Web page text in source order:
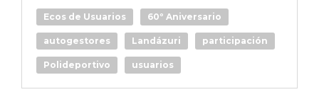
Ecos de Usuarios 60º Aniversario
autogestores Landázuri participación
Polideportivo usuarios